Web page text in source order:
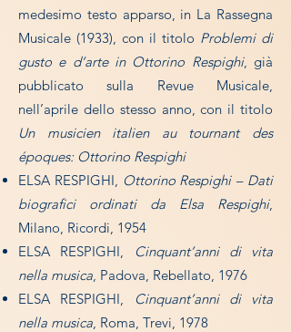
medesimo testo apparso, in La Rassegna
Musicale (1933), con il titolo Problemi di
gusto e d’arte in Ottorino Respighi, già
pubblicato sulla Revue Musicale,
nell’aprile dello stesso anno, con il titolo
Un musicien italien au tournant des
époques: Ottorino Respighi
ELSA RESPIGHI,
Ottorino Respighi – Dati
biografici ordinati da Elsa Respighi,
Milano, Ricordi, 1954
ELSA RESPIGHI,
Cinquant’anni di vita
nella musica , Padova, Rebellato, 1976
ELSA RESPIGHI,
Cinquant’anni di vita
nella musica , Roma, Trevi, 1978